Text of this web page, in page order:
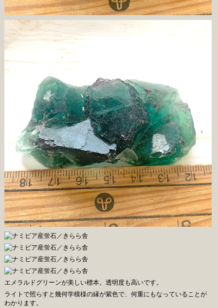
エメラルドグリーンが美しい標本。透明度も高いです。
ライトで照らすと幾何学模様の縁が紫色で、何重にもなっていることが
わかります。